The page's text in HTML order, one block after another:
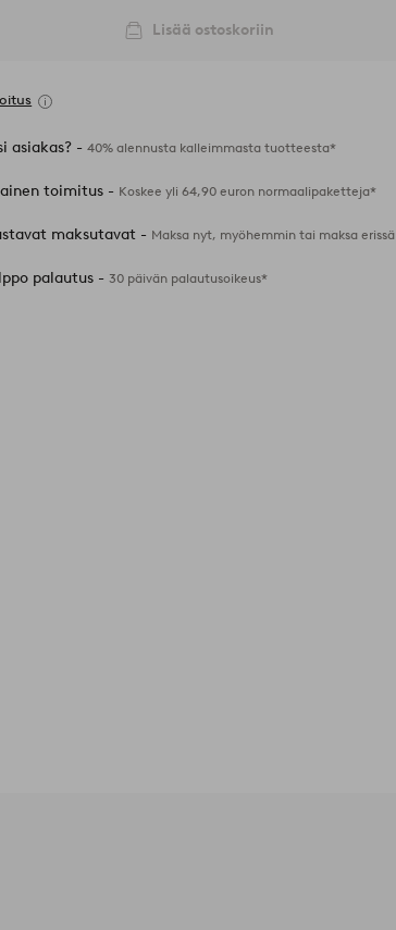
Lisää ostoskoriin
asiakas? -40% alennusta kalleimmasta tuotteesta*
toimitus - Koskee yli 64,90 euron normaalipaketteja*
maksutavat - Maksa nyt, myöhemmin tai maksa erissä
palautus -30 päivän palautusoikeus*